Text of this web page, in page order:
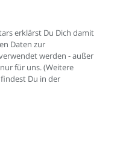
erklärst Du Dich damit
Daten zur
werden - außer
für uns. (Weitere
Du in der